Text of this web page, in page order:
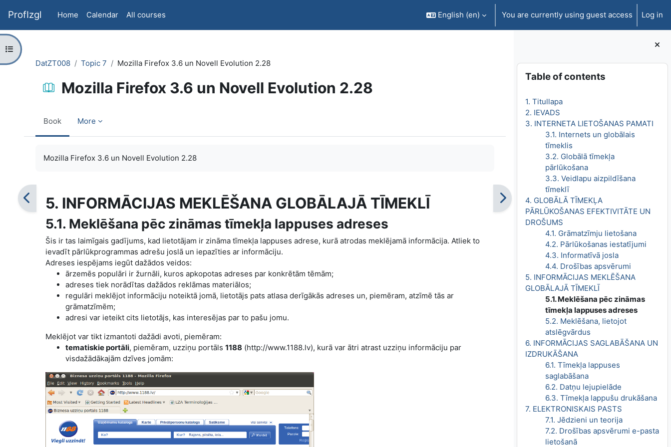
ProfIzgl Home Calendar All courses English ‎(en)‎ You are currently using guest access Log in
Blocks
Skip Table of contents
Table of contents
1. Titullapa
2. IEVADS
3. INTERNETA LIETOŠANAS PAMATI
3.1. Internets un globālais
tīmeklis
3.2. Globālā tīmekļa
pārlūkošana
3.3. Veidlapu aizpildīšana
tīmeklī
4. GLOBĀLĀ TĪMEKĻA
PĀRLŪKOŠANAS EFEKTIVITĀTE UN
DROŠUMS
4.1. Grāmatzīmju lietošana
4.2. Pārlūkošanas iestatījumi
4.3. Informatīvā josla
4.4. Drošības apsvērumi
5. INFORMĀCIJAS MEKLĒŠANA
GLOBĀLAJĀ TĪMEKLĪ
5.1. Meklēšana pēc zināmas
tīmekļa lappuses adreses
5.2. Meklēšana, lietojot
atslēgvārdus
6. INFORMĀCIJAS SAGLABĀŠANA UN
IZDRUKĀŠANA
6.1. Tīmekļa lappuses
saglabāšana
6.2. Datņu lejupielāde
6.3. Tīmekļa lappušu drukāšana
7. ELEKTRONISKAIS PASTS
7.1. Jēdzieni un teorija
7.2. Drošības apsvērumi e-pasta
lietošanā
Open course index
DatZT008
Topic 7 Mozilla Firefox 3.6 un Novell Evolution 2.28
Mozilla Firefox 3.6 un Novell Evolution 2.28
Book More
Mozilla Firefox 3.6 un Novell Evolution 2.28
5. INFORMĀCIJAS MEKLĒŠANA GLOBĀLAJĀ TĪMEKLĪ
5.1. Meklēšana pēc zināmas tīmekļa lappuses adreses
Šis ir tas laimīgais gadījums, kad lietotājam ir zināma tīmekļa lappuses adrese, kurā atrodas meklējamā informācija. Atliek to
ievadīt pārlūkprogrammas adrešu joslā un iepazīties ar informāciju.
Adreses iespējams iegūt dažādos veidos:
ārzemēs populāri ir žurnāli, kuros apkopotas adreses par konkrētām tēmām;
adreses tiek norādītas dažādos reklāmas materiālos;
regulāri meklējot informāciju noteiktā jomā, lietotājs pats atlasa derīgākās adreses un, piemēram, atzīmē tās ar
grāmatzīmēm;
adresi var ieteikt cits lietotājs, kas interesējas par to pašu jomu.
Meklējot var tikt izmantoti dažādi avoti, piemēram:
tematiskie portāli, piemēram, uzziņu portāls 1188 (http://www.1188.lv), kurā var ātri atrast uzziņu informāciju par
visdažādākajām dzīves jomām: